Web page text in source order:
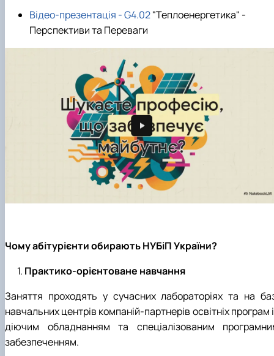
Відео-презентація - G4.02"Теплоенергетика" -
Перспективи та Переваги
Чому абітурієнти обирають НУБіП України?
Практико-орієнтоване навчання
Заняття проходять у сучасних лабораторіях та на
навчальних центрів компаній-партнерів освітніх програм
діючим обладнанням та спеціалізованим
забезпеченням.